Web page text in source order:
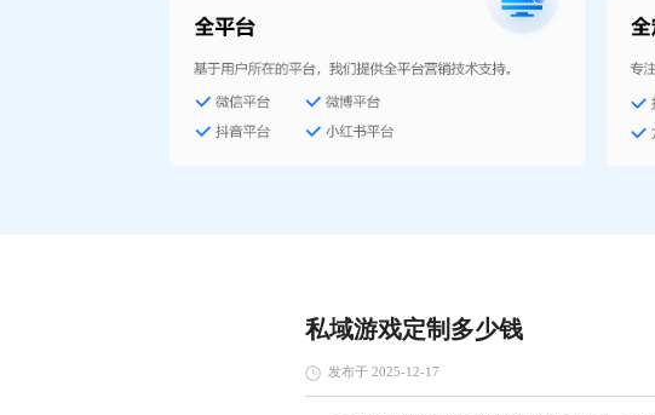
私域游戏定制多少钱
发布于 2025-12-17